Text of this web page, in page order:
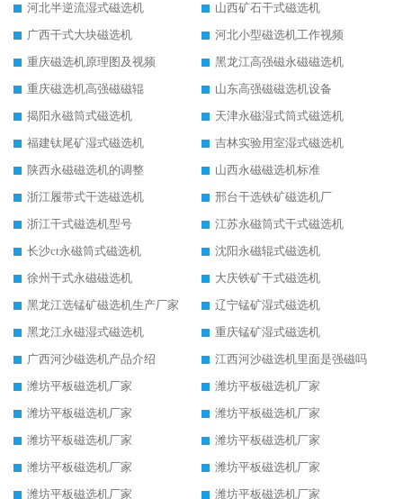
河北半逆流湿式磁选机
山西矿石干式磁选机
广西干式大块磁选机
河北小型磁选机工作视频
重庆磁选机原理图及视频
黑龙江高强磁永磁磁选机
重庆磁选机高强磁磁辊
山东高强磁磁选机设备
揭阳永磁筒式磁选机
天津永磁湿式筒式磁选机
福建钛尾矿湿式磁选机
吉林实验用室湿式磁选机
陕西永磁磁选机的调整
山西永磁磁选机标准
浙江履带式干选磁选机
邢台干选铁矿磁选机厂
浙江干式磁选机型号
江苏永磁筒式干式磁选机
长沙ct永磁筒式磁选机
沈阳永磁辊式磁选机
徐州干式永磁磁选机
大庆铁矿干式磁选机
黑龙江选锰矿磁选机生产厂家
辽宁锰矿湿式磁选机
黑龙江永磁湿式磁选机
重庆锰矿湿式磁选机
广西河沙磁选机产品介绍
江西河沙磁选机里面是强磁吗
潍坊平板磁选机厂家
潍坊平板磁选机厂家
潍坊平板磁选机厂家
潍坊平板磁选机厂家
潍坊平板磁选机厂家
潍坊平板磁选机厂家
潍坊平板磁选机厂家
潍坊平板磁选机厂家
潍坊平板磁选机厂家
潍坊平板磁选机厂家